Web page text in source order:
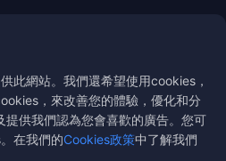
戶服務」與我們聯繫。
此網站。我們還希望使用cookies，
，來改善您的體驗，優化和分
提供我們認為您會喜歡的廣告。您可
在我們的Cookies政策中了解我們